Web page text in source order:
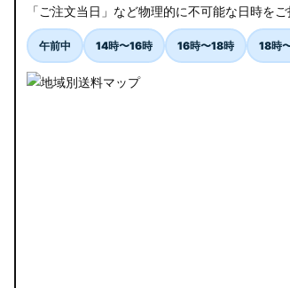
「ご注文当日」など物理的に不可能な日時を
午前中 14時〜16時 16時〜18時 18時